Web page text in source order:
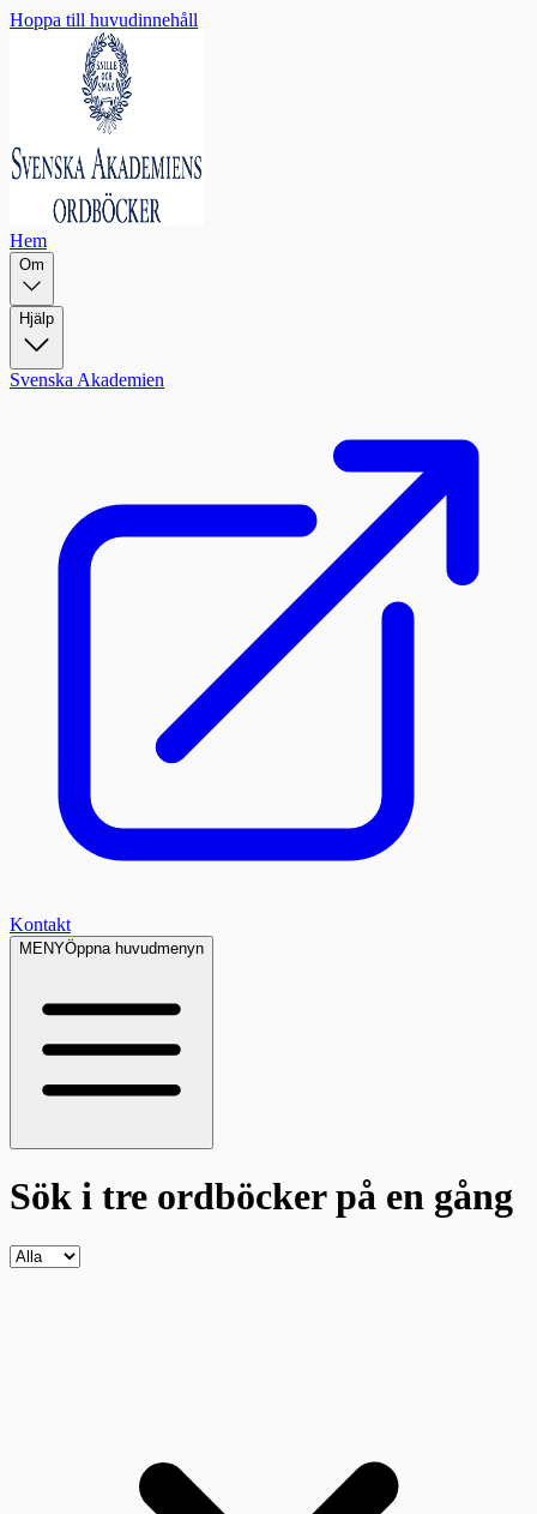
Hoppa till huvudinnehåll
Hem
Om
Hjälp
Svenska Akademien
Kontakt
MENYÖppna huvudmenyn
Sök i tre ordböckerpå en gång